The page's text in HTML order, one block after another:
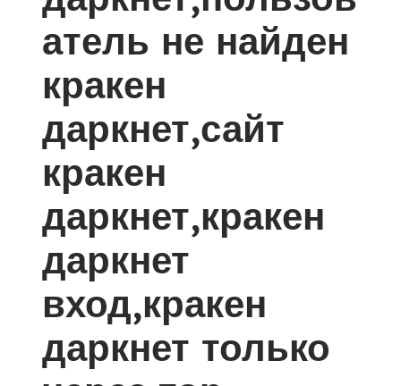
атель не найден
кракен
даркнет,сайт
кракен
даркнет,кракен
даркнет
вход,кракен
даркнет только